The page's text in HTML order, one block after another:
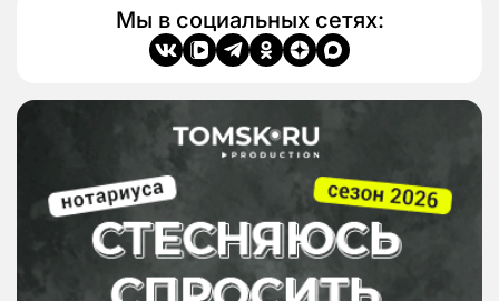
Мы в социальных сетях: